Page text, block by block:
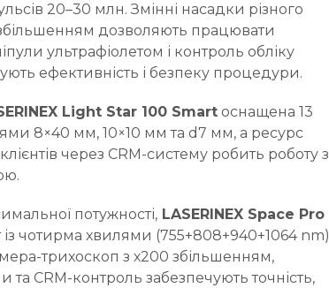
20–30 млн. Змінні насадки різного
дозволяють працювати
ультрафіолетом і контроль обліку
ефективність і безпеку процедури.
Light Star 100 Smart оснащена 13
8×40 мм, 10×10 мм та d7 мм, а ресурс
через CRM-систему робить роботу з
потужності, LASERINEX Space Pro
чотирма хвилями (755+808+940+1064 nm)
трихоскоп з х200 збільшенням,
та CRM-контроль забезпечують точність,